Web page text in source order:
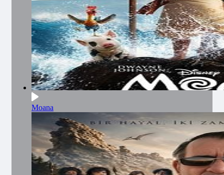
Moana